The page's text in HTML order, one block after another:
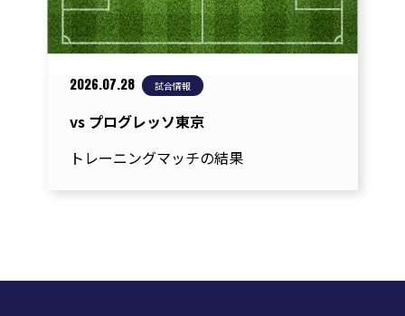
2026.07.28 試合情報
vs プログレッソ東京
トレーニングマッチの結果